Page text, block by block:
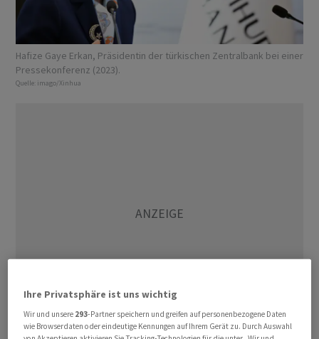
Hafize Gaye Erkan, Präsidentin der türkischen Zentralbank bei einer
Pressekonferenz (2023).
Quelle: imago/Xinhua
Ihre Privatsphäre ist uns wichtig
Wir und unsere 293-Partner speichern und greifen auf personenbezogene Daten
wie Browserdaten oder eindeutige Kennungen auf Ihrem Gerät zu. Durch Auswahl